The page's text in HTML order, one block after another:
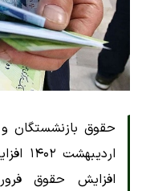
حقوق بازنشستگان
افزایش حقوق